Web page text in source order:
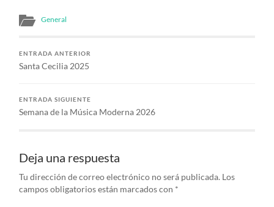
General
ENTRADA ANTERIOR
Santa Cecilia 2025
ENTRADA SIGUIENTE
Semana de la Música Moderna 2026
Deja una respuesta
Tu dirección de correo electrónico no será publicada. Los
campos obligatorios están marcados con *